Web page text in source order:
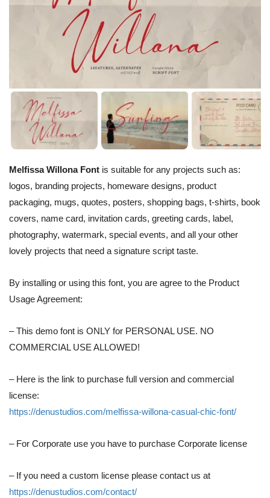
Melfissa Willona Font is suitable for any projects such as:
logos, branding projects, homeware designs, product
packaging, mugs, quotes, posters, shopping bags, t-shirts, book
covers, name card, invitation cards, greeting cards, label,
photography, watermark, special events, and all your other
lovely projects that need a signature script taste.
By installing or using this font, you are agree to the Product
Usage Agreement:
– This demo font is ONLY for PERSONAL USE. NO
COMMERCIAL USE ALLOWED!
– Here is the link to purchase full version and commercial
license:
https://denustudios.com/melfissa-willona-casual-chic-font/
– For Corporate use you have to purchase Corporate license
– If you need a custom license please contact us at
https://denustudios.com/contact/